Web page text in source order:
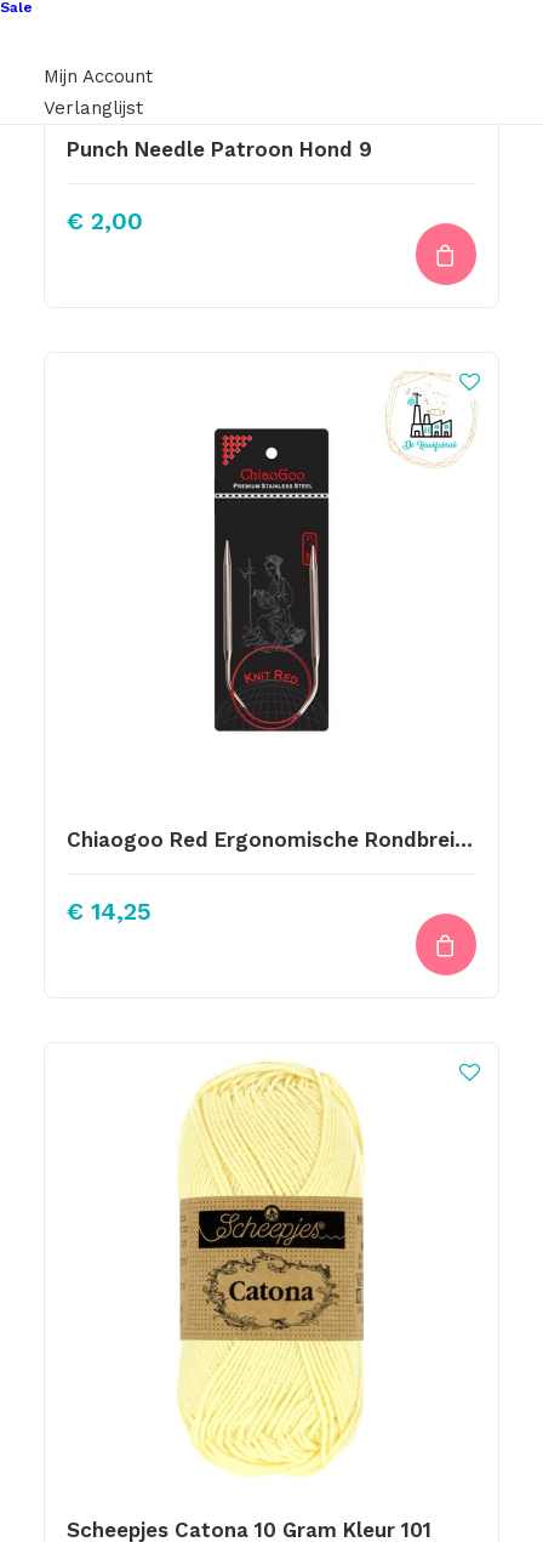
Sale
Mijn Account
Verlanglijst
Punch Needle Patroon Hond 9
€ 2,00
Chiaogoo Red Ergonomische Rondbreinaalden 40cm 8.00mm
€ 14,25
Scheepjes Catona 10 Gram Kleur 101